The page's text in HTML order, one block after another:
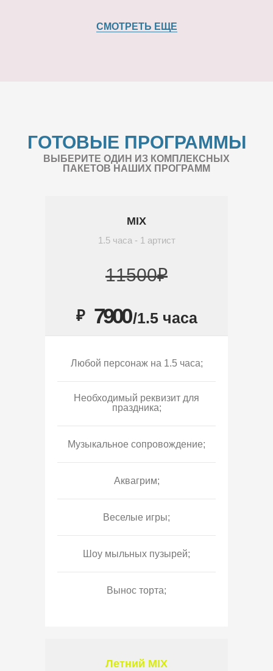
СМОТРЕТЬ ЕЩЕ
ГОТОВЫЕ ПРОГРАММЫ
ВЫБЕРИТЕ ОДИН ИЗ КОМПЛЕКСНЫХ
ПАКЕТОВ НАШИХ ПРОГРАММ
MIX
1.5 часа - 1 артист
11500₽
₽ 7900/1.5 часа
Любой персонаж на 1.5 часа;
Необходимый реквизит для
праздника;
Музыкальное сопровождение;
Аквагрим;
Веселые игры;
Шоу мыльных пузырей;
Вынос торта;
Летний MIX